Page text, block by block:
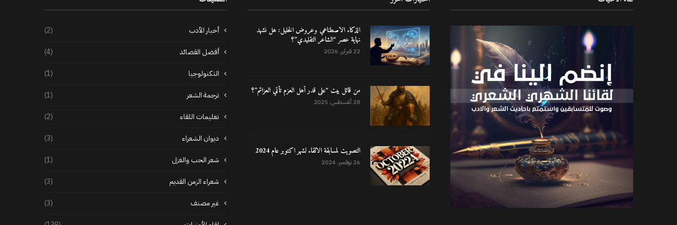
الذكاء الاصطناعي وعروض الخليل: هل نشهد
نهاية عصر “الشاعر التقليدي”؟
22 فبراير، 2026
من قائل بيت “على قدر أهل العزم تأتي العزائم”؟
28 أغسطس، 2025
التصويت لمسابقة الالقاء لشهر اكتوبر عام 2024
26 نوفمبر، 2024
أخبار الأدب (2)
أفضل القصائد (4)
التكنولوجيا (1)
ترجمة الشعر (1)
تعليمات اللقاء (2)
ديوان الشعراء (3)
شعر الحب والغزل (1)
شعراء الزمن القديم (3)
غير مصنف (3)